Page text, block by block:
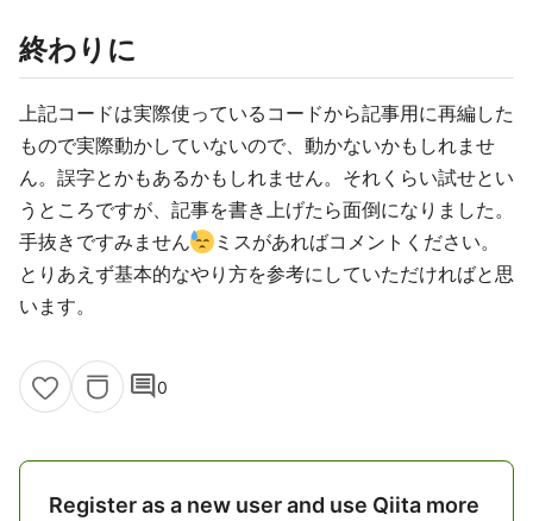
終わりに
上記コードは実際使っているコードから記事用に再編した
もので実際動かしていないので、動かないかもしれませ
ん。誤字とかもあるかもしれません。それくらい試せとい
うところですが、記事を書き上げたら面倒になりました。
手抜きですみません
ミスがあればコメントください。
とりあえず基本的なやり方を参考にしていただければと思
います。
comment0
Register as a new user and use Qiita more